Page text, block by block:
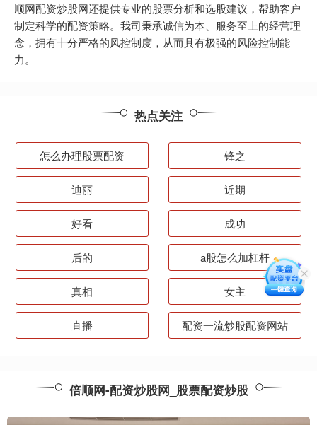
顺网配资炒股网还提供专业的股票分析和选股建议，帮助客户
制定科学的配资策略。我司秉承诚信为本、服务至上的经营理
念，拥有十分严格的风控制度，从而具有极强的风险控制能
力。
热点关注
怎么办理股票配资 锋之
迪丽 近期
好看 成功
后的 a股怎么加杠杆
真相 女主
直播 配资一流炒股配资网站
倍顺网-配资炒股网_股票配资炒股